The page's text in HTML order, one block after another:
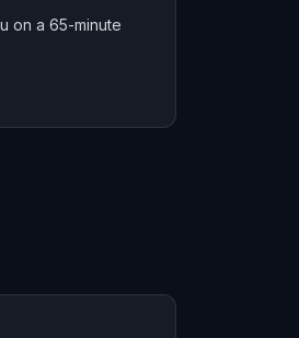
on a 65-minute